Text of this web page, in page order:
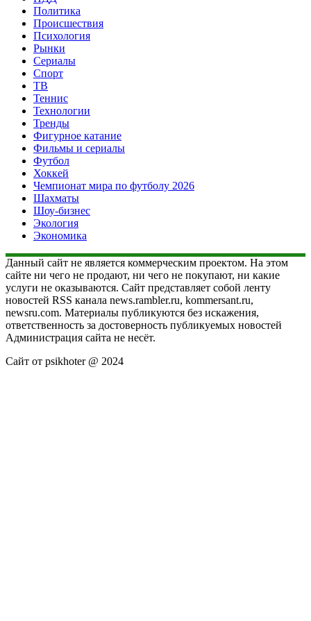
Политика
Происшествия
Психология
Рынки
Сериалы
Спорт
ТВ
Теннис
Технологии
Тренды
Фигурное катание
Фильмы и сериалы
Футбол
Хоккей
Чемпионат мира по футболу 2026
Шахматы
Шоу-бизнес
Экология
Экономика
Данный сайт не является коммерческим проектом. На этом
сайте ни чего не продают, ни чего не покупают, ни какие
услуги не оказываются. Сайт представляет собой ленту
новостей RSS канала news.rambler.ru, kommersant.ru,
newsru.com. Материалы публикуются без искажения,
ответственность за достоверность публикуемых новостей
Администрация сайта не несёт.
Сайт от psikhoter @ 2024